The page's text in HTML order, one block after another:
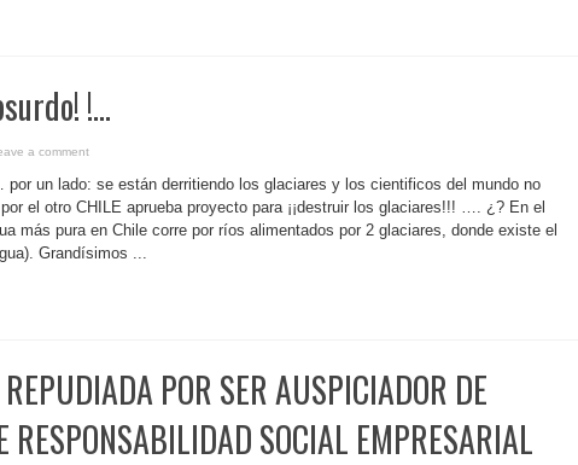
!…
a comment
por un lado: se están derritiendo los glaciares y los cientificos del mundo no
el otro CHILE aprueba proyecto para ¡¡destruir los glaciares!!! …. ¿? En el
más pura en Chile corre por ríos alimentados por 2 glaciares, donde existe el
Grandísimos ...
POR SER AUSPICIADOR DE
RESPONSABILIDAD SOCIAL EMPRESARIAL